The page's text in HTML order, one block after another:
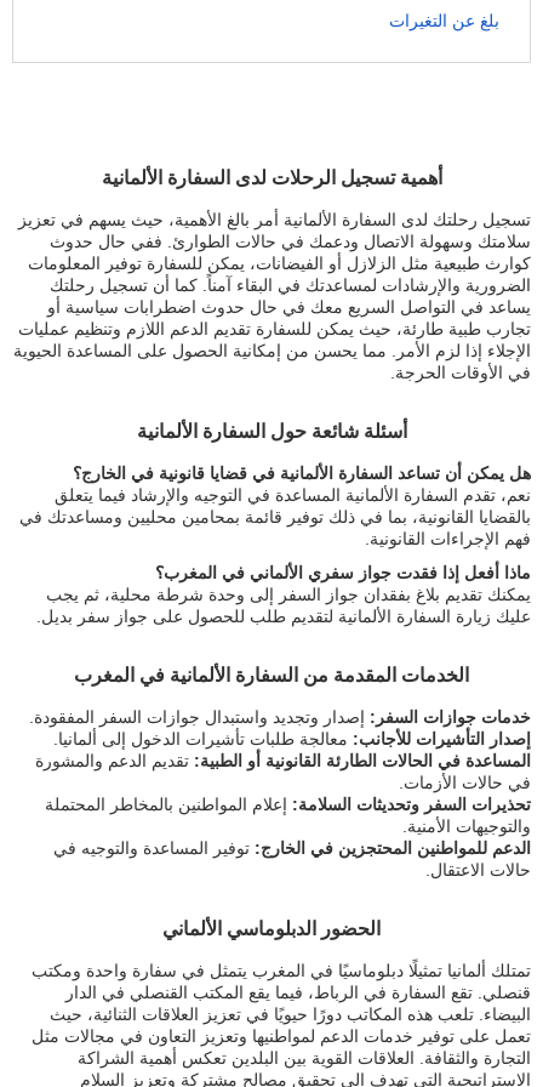
أهمية تسجيل الرحلات لدى السفارة الألمانية
تسجيل رحلتك لدى السفارة الألمانية أمر بالغ الأهمية، حيث يسهم في تعزيز
سلامتك وسهولة الاتصال ودعمك في حالات الطوارئ. ففي حال حدوث
كوارث طبيعية مثل الزلازل أو الفيضانات، يمكن للسفارة توفير المعلومات
الضرورية والإرشادات لمساعدتك في البقاء آمناً. كما أن تسجيل رحلتك
يساعد في التواصل السريع معك في حال حدوث اضطرابات سياسية أو
تجارب طبية طارئة، حيث يمكن للسفارة تقديم الدعم اللازم وتنظيم عمليات
الإجلاء إذا لزم الأمر. مما يحسن من إمكانية الحصول على المساعدة الحيوية
في الأوقات الحرجة.
أسئلة شائعة حول السفارة الألمانية
هل يمكن أن تساعد السفارة الألمانية في قضايا قانونية في الخارج؟
نعم، تقدم السفارة الألمانية المساعدة في التوجيه والإرشاد فيما يتعلق
بالقضايا القانونية، بما في ذلك توفير قائمة بمحامين محليين ومساعدتك في
فهم الإجراءات القانونية.
ماذا أفعل إذا فقدت جواز سفري الألماني في المغرب؟
يمكنك تقديم بلاغ بفقدان جواز السفر إلى وحدة شرطة محلية، ثم يجب
عليك زيارة السفارة الألمانية لتقديم طلب للحصول على جواز سفر بديل.
الخدمات المقدمة من السفارة الألمانية في المغرب
خدمات جوازات السفر: إصدار وتجديد واستبدال جوازات السفر المفقودة.
إصدار التأشيرات للأجانب: معالجة طلبات تأشيرات الدخول إلى ألمانيا.
المساعدة في الحالات الطارئة القانونية أو الطبية: تقديم الدعم والمشورة
في حالات الأزمات.
تحذيرات السفر وتحديثات السلامة: إعلام المواطنين بالمخاطر المحتملة
والتوجيهات الأمنية.
الدعم للمواطنين المحتجزين في الخارج: توفير المساعدة والتوجيه في
حالات الاعتقال.
الحضور الدبلوماسي الألماني
تمتلك ألمانيا تمثيلًا دبلوماسيًا في المغرب يتمثل في سفارة واحدة ومكتب
قنصلي. تقع السفارة في الرباط، فيما يقع المكتب القنصلي في الدار
البيضاء. تلعب هذه المكاتب دورًا حيويًا في تعزيز العلاقات الثنائية، حيث
تعمل على توفير خدمات الدعم لمواطنيها وتعزيز التعاون في مجالات مثل
التجارة والثقافة. العلاقات القوية بين البلدين تعكس أهمية الشراكة
الاستراتيجية التي تهدف إلى تحقيق مصالح مشتركة وتعزيز السلام
بلغ عن التغيرات